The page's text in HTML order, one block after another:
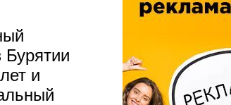
Бурятии
и